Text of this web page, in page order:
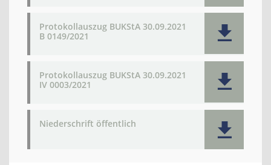
Protokollauszug BUKStA 30.09.2021
B 0149/2021
Protokollauszug BUKStA 30.09.2021
IV 0003/2021
Niederschrift öffentlich